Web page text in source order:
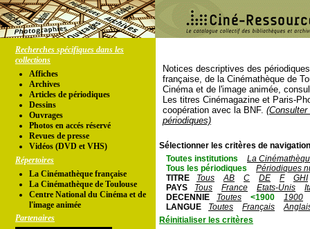
Recherches spécifiques dans les
collections
Affiches
Archives
Articles de périodiques
Dessins
Ouvrages
Photos en accés réservé
Revues de presse
Vidéos (DVD et VHS)
Répertoires
La Cinémathèque française
La Cinémathèque de Toulouse
Centre National du Cinéma et de
l'image animée
Partenaires
Notices descriptives des
française, de la Cinémathèque de
Cinéma et de l'image animée,
Les titres Cinémagazine et Paris-
coopération avec la BNF.
périodiques)
Sélectionner les critères de
Toutes institutions
La
Tous les périodiques
Périodiques
TITRE
Tous AB C DE F
GHI
PAYS
Tous France Etats-Unis
DECENNIE
Toutes <1900
1900
LANGUE
Toutes Français
Réinitialiser les critères